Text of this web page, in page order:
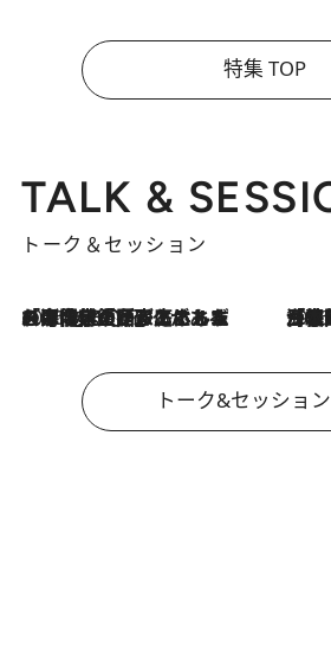
特集 TOP
TALK &
トーク＆セッション
2026.8.3
「今後値上げがあるとすれば…」「リスクがあるのは今年の冬」エネルギー専門家が語る、ホルムズ海峡封鎖が家庭にもたらす“ある心配” 「住宅建てられない…」「サーチャージ料の高
トーク&セッショ